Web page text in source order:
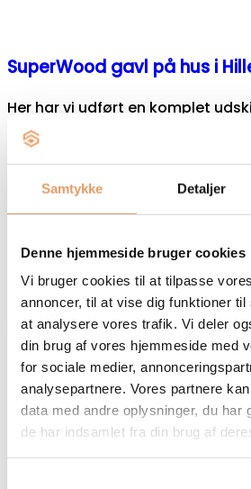
Samtykke Detaljer
Denne hjemmeside bruger cookies
Vi bruger cookies til at tilpasse
annoncer, til at vise dig funktioner
at analysere vores trafik. Vi deler
din brug af vores hjemmeside med
for sociale medier,
analysepartnere. Vores partnere
data med andre oplysninger, du har
de har indsamlet fra din brug af
SuperWood gavl på hus i
Her har vi udført en komplet
Vindskeder og
omfattede nedrivning af den
Her har vi hjulpet en kunde i
gulvene en kærlig hånd. Gulv og
Totalrenovering af
Komplet
hele processen fra nedrivning til
som totalentreprenør får du en